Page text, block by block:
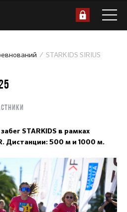
STARKIDS SIRIUS
STARKIDS в рамках
Дистанции: 500 м и 1000 м.